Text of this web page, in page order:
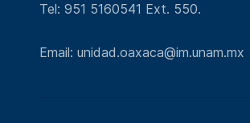
Tel: 951 5160541 Ext. 550.
Email: unidad.oaxaca@im.unam.mx